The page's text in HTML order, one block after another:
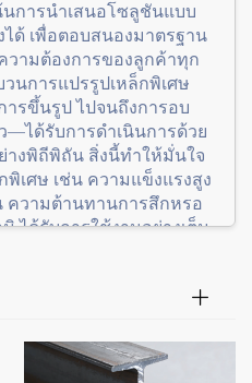
นการนำเสนอโซลูชันแบบ
ด้ เพื่อตอบสนองมาตรฐาน
วามต้องการของลูกค้าทุก
นการแปรรูปเหล็กพิเศษ
รขึ้นรูป ไปจนถึงการอบ
ได้รับการดำเนินการด้วย
างพิถีพิถัน สิ่งนี้ทำให้มั่นใจ
เศษ เช่น ความแข็งแรงสูง
ความต้านทานการสึกหรอ
ด้รับการใช้งานอย่างเต็ม
กแบบมาเพื่อการใช้งาน
งชิ้นส่วนอุตสาหกรรม
นการแปรรูปเหล็กพิเศษ